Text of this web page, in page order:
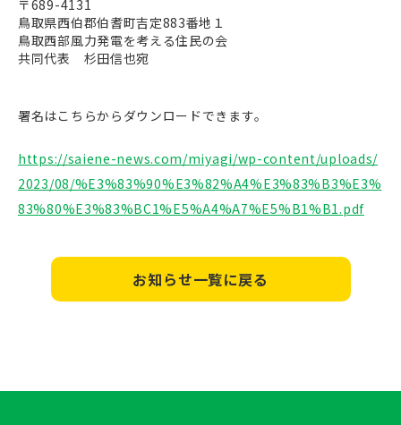
〒689-4131
鳥取県西伯郡伯耆町吉定883番地１
鳥取西部風力発電を考える住民の会
共同代表 杉田信也宛
署名はこちらからダウンロードできます。
https://saiene-news.com/miyagi/wp-content/uploads/
2023/08/%E3%83%90%E3%82%A4%E3%83%B3%E3%
83%80%E3%83%BC1%E5%A4%A7%E5%B1%B1.pdf
お知らせ一覧に戻る